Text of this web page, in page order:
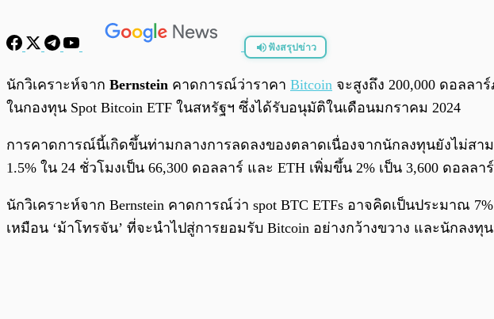
ฟังสรุปข่าว
พร้อมเล่น
นักวิเคราะห์จาก Bernstein คาดการณ์ว่าราคา Bitcoin จะสูงถึง 200,000 ดอลล
ในกองทุน Spot Bitcoin ETF ในสหรัฐฯ ซึ่งได้รับอนุมัติในเดือนมกราคม 2024
การคาดการณ์นี้เกิดขึ้นท่ามกลางการลดลงของตลาดเนื่องจากนักลงทุนยังไม่ส
1.5% ใน 24 ชั่วโมงเป็น 66,300 ดอลลาร์ และ ETH เพิ่มขึ้น 2% เป็น 3,600 ดอ
นักวิเคราะห์จาก Bernstein คาดการณ์ว่า spot BTC ETFs อาจคิดเป็นประมาณ
เหมือน ‘ม้าโทรจัน’ ที่จะนำไปสู่การยอมรับ Bitcoin อย่างกว้างขวาง และนักลงทุน